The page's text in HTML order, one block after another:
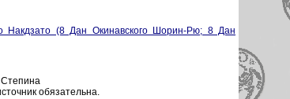
(8 Дан Окинавского Шорин-Рю; 8 Дан
обязательна.